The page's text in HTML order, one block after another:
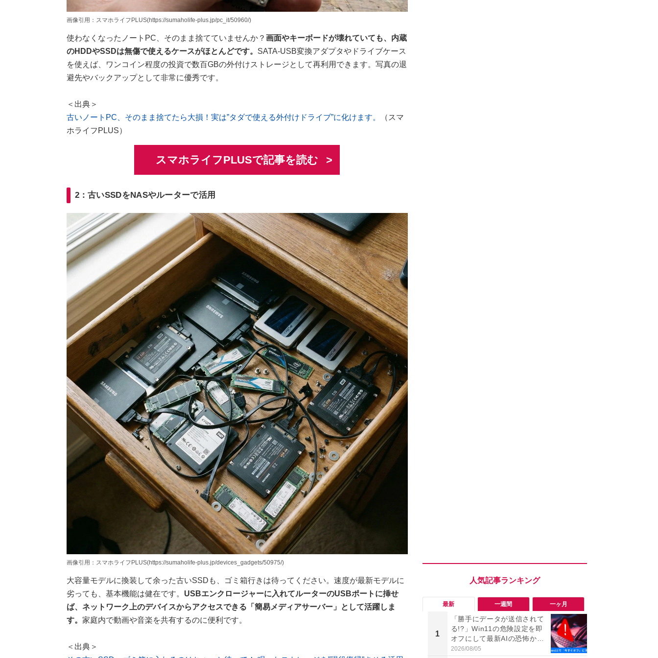
画像引用：スマホライフPLUS(https://sumaholife-plus.jp/pc_it/50960/)
使わなくなったノートPC、そのまま捨てていませんか？ 画面やキーボードが壊れていても、内蔵
のHDDやSSDは無傷で使えるケースがほとんどです。 SATA-USB変換アダプタやドライブケース
を使えば、ワンコイン程度の投資で数百GBの外付けストレージとして再利用できます。写真の退
避先やバックアップとして非常に優秀です。
＜出典＞
古いノートPC、そのまま捨てたら大損！実は”タダで使える外付けドライブ”に化けます。
（スマ
ホライフPLUS）
スマホライフPLUSで記事を読む
2：古いSSDをNASやルーターで活用
画像引用：スマホライフPLUS(https://sumaholife-plus.jp/devices_gadgets/50975/)
大容量モデルに換装して余った古いSSDも、ゴミ箱行きは待ってください。速度が最新モデルに
劣っても、基本機能は健在です。 USBエンクロージャーに入れてルーターのUSBポートに挿せ
ば、ネットワーク上のデバイスからアクセスできる「簡易メディアサーバー」として活躍しま
す。 家庭内で動画や音楽を共有するのに便利です。
＜出典＞
最新 一週間 一ヶ月
1
「勝手にデータが送信されて
る!?」Win11の危険設定を即
オフにして最新AIの恐怖から
身を守る技
2026/08/05